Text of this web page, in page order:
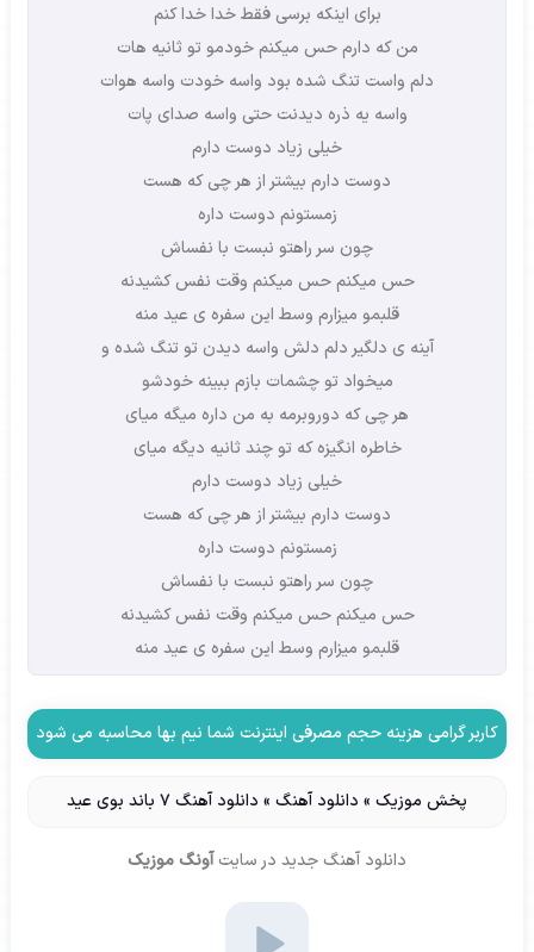
برای اینکه برسی فقط خدا خدا کنم
من که دارم حس میکنم خودمو تو ثانیه هات
دلم واست تنگ شده بود واسه خودت واسه هوات
واسه یه ذره دیدنت حتی واسه صدای پات
خیلی زیاد دوست دارم
دوست دارم بیشتر از هر چی که هست
زمستونم دوست داره
چون سر راهتو نبست با نفساش
حس میکنم حس میکنم وقت نفس کشیدنه
قلبمو میزارم وسط این سفره ی عید منه
آینه ی دلگیر دلم دلش واسه دیدن تو تنگ شده و
میخواد تو چشمات بازم ببینه خودشو
هر چی که دوروبرمه به من داره میگه میای
خاطره انگیزه که تو چند ثانیه دیگه میای
خیلی زیاد دوست دارم
دوست دارم بیشتر از هر چی که هست
زمستونم دوست داره
چون سر راهتو نبست با نفساش
حس میکنم حس میکنم وقت نفس کشیدنه
قلبمو میزارم وسط این سفره ی عید منه
کاربر گرامی هزینه حجم مصرفی اینترنت شما نیم بها محاسبه می شود
پخش موزیک» دانلود آهنگ» دانلود آهنگ 7 باند بوی عید
دانلود آهنگ جدید در سایت آونگ موزیک